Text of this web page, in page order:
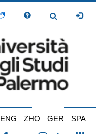
Toggle
ENG ZHO GER SPA